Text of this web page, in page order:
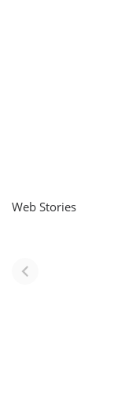
Web Stories
(राजस्थान) |